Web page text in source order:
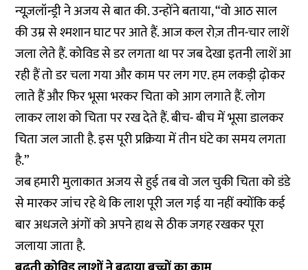
न्यूज़लॉन्ड्री ने अजय से बात की. उन्होंने बताया, “वो आठ साल
की उम्र से श्मशान घाट पर आते हैं. आज कल रोज़ तीन-चार लाशें
जला लेते हैं. कोविड से डर लगता था पर जब देखा इतनी लाशें आ
रही हैं तो डर चला गया और काम पर लग गए. हम लकड़ी ढ़ोकर
लाते हैं और फिर भूसा भरकर चिता को आग लगाते हैं. लोग
लाकर लाश को चिता पर रख देते हैं. बीच- बीच में भूसा डालकर
चिता जल जाती है. इस पूरी प्रक्रिया में तीन घंटे का समय लगता
है.”
जब हमारी मुलाकात अजय से हुई तब वो जल चुकी चिता को डंडे
से मारकर जांच रहे थे कि लाश पूरी जल गई या नहीं क्योंकि कई
बार अधजले अंगों को अपने हाथ से ठीक जगह रखकर पूरा
जलाया जाता है.